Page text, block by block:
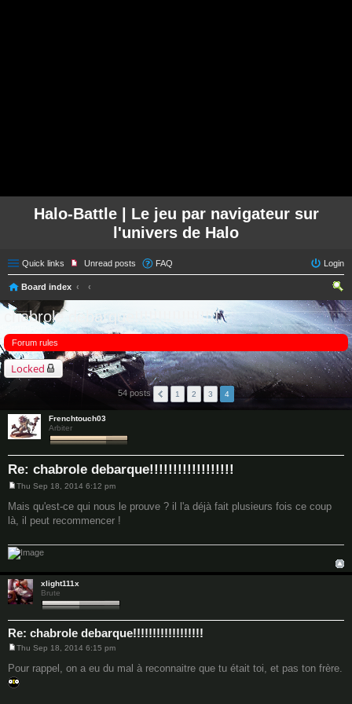
Halo-Battle | Le jeu par navigateur sur
l'univers de Halo
Quick links Unread posts FAQ Login
Board index
ear
ch
chabrole debarque!!!!!!!!!!!!!!!!!!
Forum rules
Locked
54 posts 1 2 3 4
Frenchtouch03
Arbiter
Re: chabrole debarque!!!!!!!!!!!!!!!!!!
s
Thu Sep 18, 2014 6:12 pm
Mais qu'est-ce qui nous le prouve ? il l'a déjà fait plusieurs fois ce coup
là, il peut recommencer !
xlight111x
Brute
Re: chabrole debarque!!!!!!!!!!!!!!!!!!
o
s
t
Thu Sep 18, 2014 6:15 pm
Pour rappel, on a eu du mal à reconnaitre que tu était toi, et pas ton frère.